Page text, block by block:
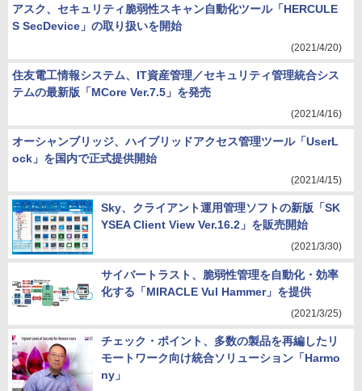
アスク、セキュリティ脆弱性スキャン自動化ツール「HERCULE
S SecDevice」の取り扱いを開始
(2021/4/20)
住友電工情報システム、IT資産管理／セキュリティ管理統合シス
テムの最新版「MCore Ver.7.5」を発売
(2021/4/16)
オーシャンブリッジ、ハイブリッドアクセス管理ツール「UserL
ock」を国内で正式提供開始
(2021/4/15)
Sky、クライアント運用管理ソフトの新版「SK
YSEA Client View Ver.16.2」を販売開始
(2021/3/30)
サイバートラスト、脆弱性管理を自動化・効率
化する「MIRACLE Vul Hammer」を提供
(2021/3/25)
チェック・ポイント、多数の製品を再編したリ
モートワーク向け統合ソリューション「Harmo
ny」